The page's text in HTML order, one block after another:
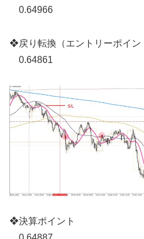
0.64966
❖戻り転換（エントリーポイン
0.64861
❖決算ポイント